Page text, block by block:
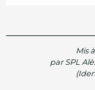
Mis
par SPL